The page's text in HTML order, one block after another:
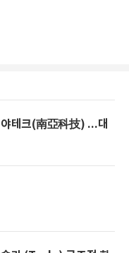
테크(南亞科技) ...대